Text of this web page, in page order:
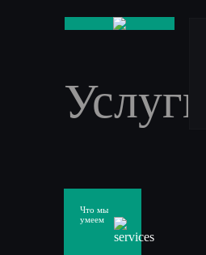
Услуги
Что мы
умеем